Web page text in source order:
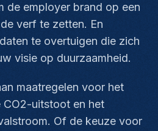
de employer brand op een
verf te zetten. En
te overtuigen die zich
visie op duurzaamheid.
maatregelen voor het
CO2-uitstoot en het
Of de keuze voor